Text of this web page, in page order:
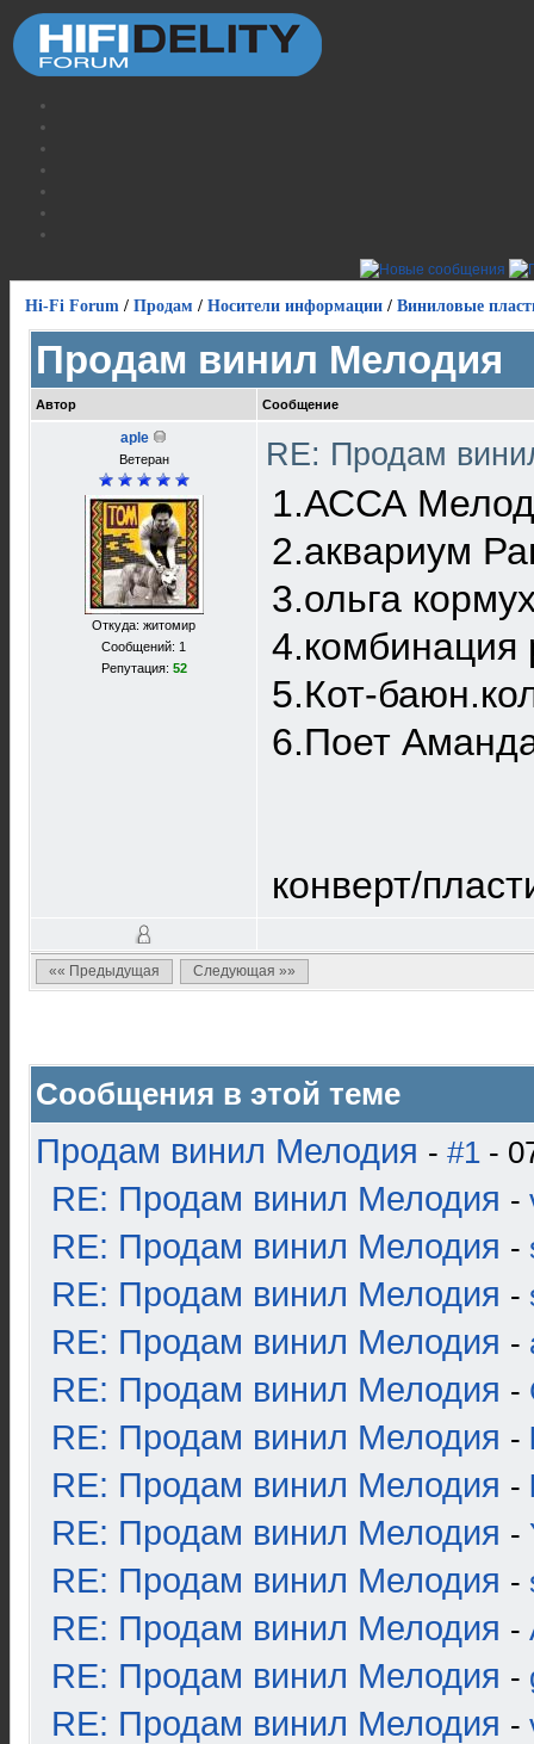
Hi-Fi Forum / Продам / Носители информации / Виниловые
Продам винил Мелодия
Автор Сообщение
aple
Ветеран
Откуда: житомир
Сообщений: 1
Репутация: 52
RE: Продам
1.АССА
2.аквариум
3.ольга
4.комбинация
5.Кот-
6.Поет
конверт/
«« Предыдущая Следующая »»
Сообщения в этой теме
Продам винил Мелодия - #1 -
RE: Продам винил Мелодия -
RE: Продам винил Мелодия -
RE: Продам винил Мелодия -
RE: Продам винил Мелодия -
RE: Продам винил Мелодия -
RE: Продам винил Мелодия -
RE: Продам винил Мелодия -
RE: Продам винил Мелодия -
RE: Продам винил Мелодия -
RE: Продам винил Мелодия -
RE: Продам винил Мелодия -
RE: Продам винил Мелодия -